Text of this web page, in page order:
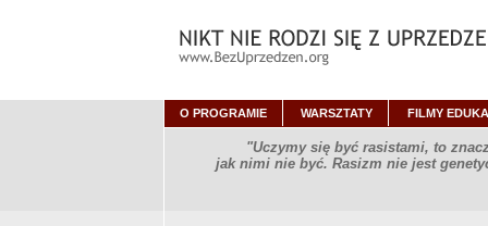
O PROGRAMIE WARSZTATY FILMY
"Uczymy się być rasistami, to
jak nimi nie być. Rasizm nie jest